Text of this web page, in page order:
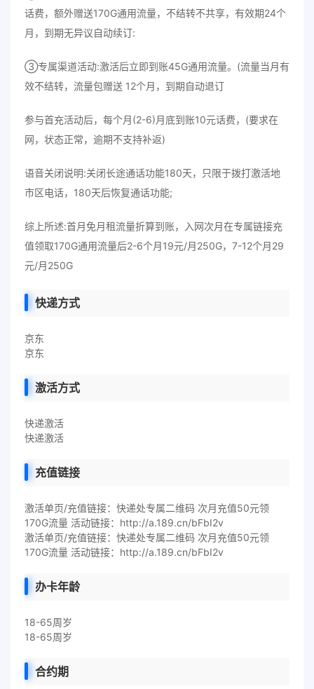
话费，额外赠送170G通用流量，不结转不共享，有效期24个
月，到期无异议自动续订:
③专属渠道活动:激活后立即到账45G通用流量。(流量当月有
效不结转，流量包赠送 12个月，到期自动退订
参与首充活动后，每个月(2-6)月底到账10元话费，(要求在
网，状态正常，逾期不支持补返)
语音关闭说明:关闭长途通话功能180天，只限于拨打激活地
市区电话，180天后恢复通话功能;
综上所述:首月免月租流量折算到账，入网次月在专属链接充
值领取170G通用流量后2-6个月19元/月250G，7-12个月29
元/月250G
快递方式
京东
京东
激活方式
快递激活
快递激活
充值链接
激活单页/充值链接：快递处专属二维码 次月充值50元领
170G流量 活动链接：http://a.189.cn/bFbI2v
激活单页/充值链接：快递处专属二维码 次月充值50元领
170G流量 活动链接：http://a.189.cn/bFbI2v
办卡年龄
18-65周岁
18-65周岁
合约期